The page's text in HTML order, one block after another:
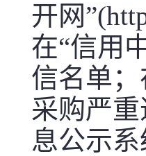
开网
在“信用
信名单；
采购严
息公示